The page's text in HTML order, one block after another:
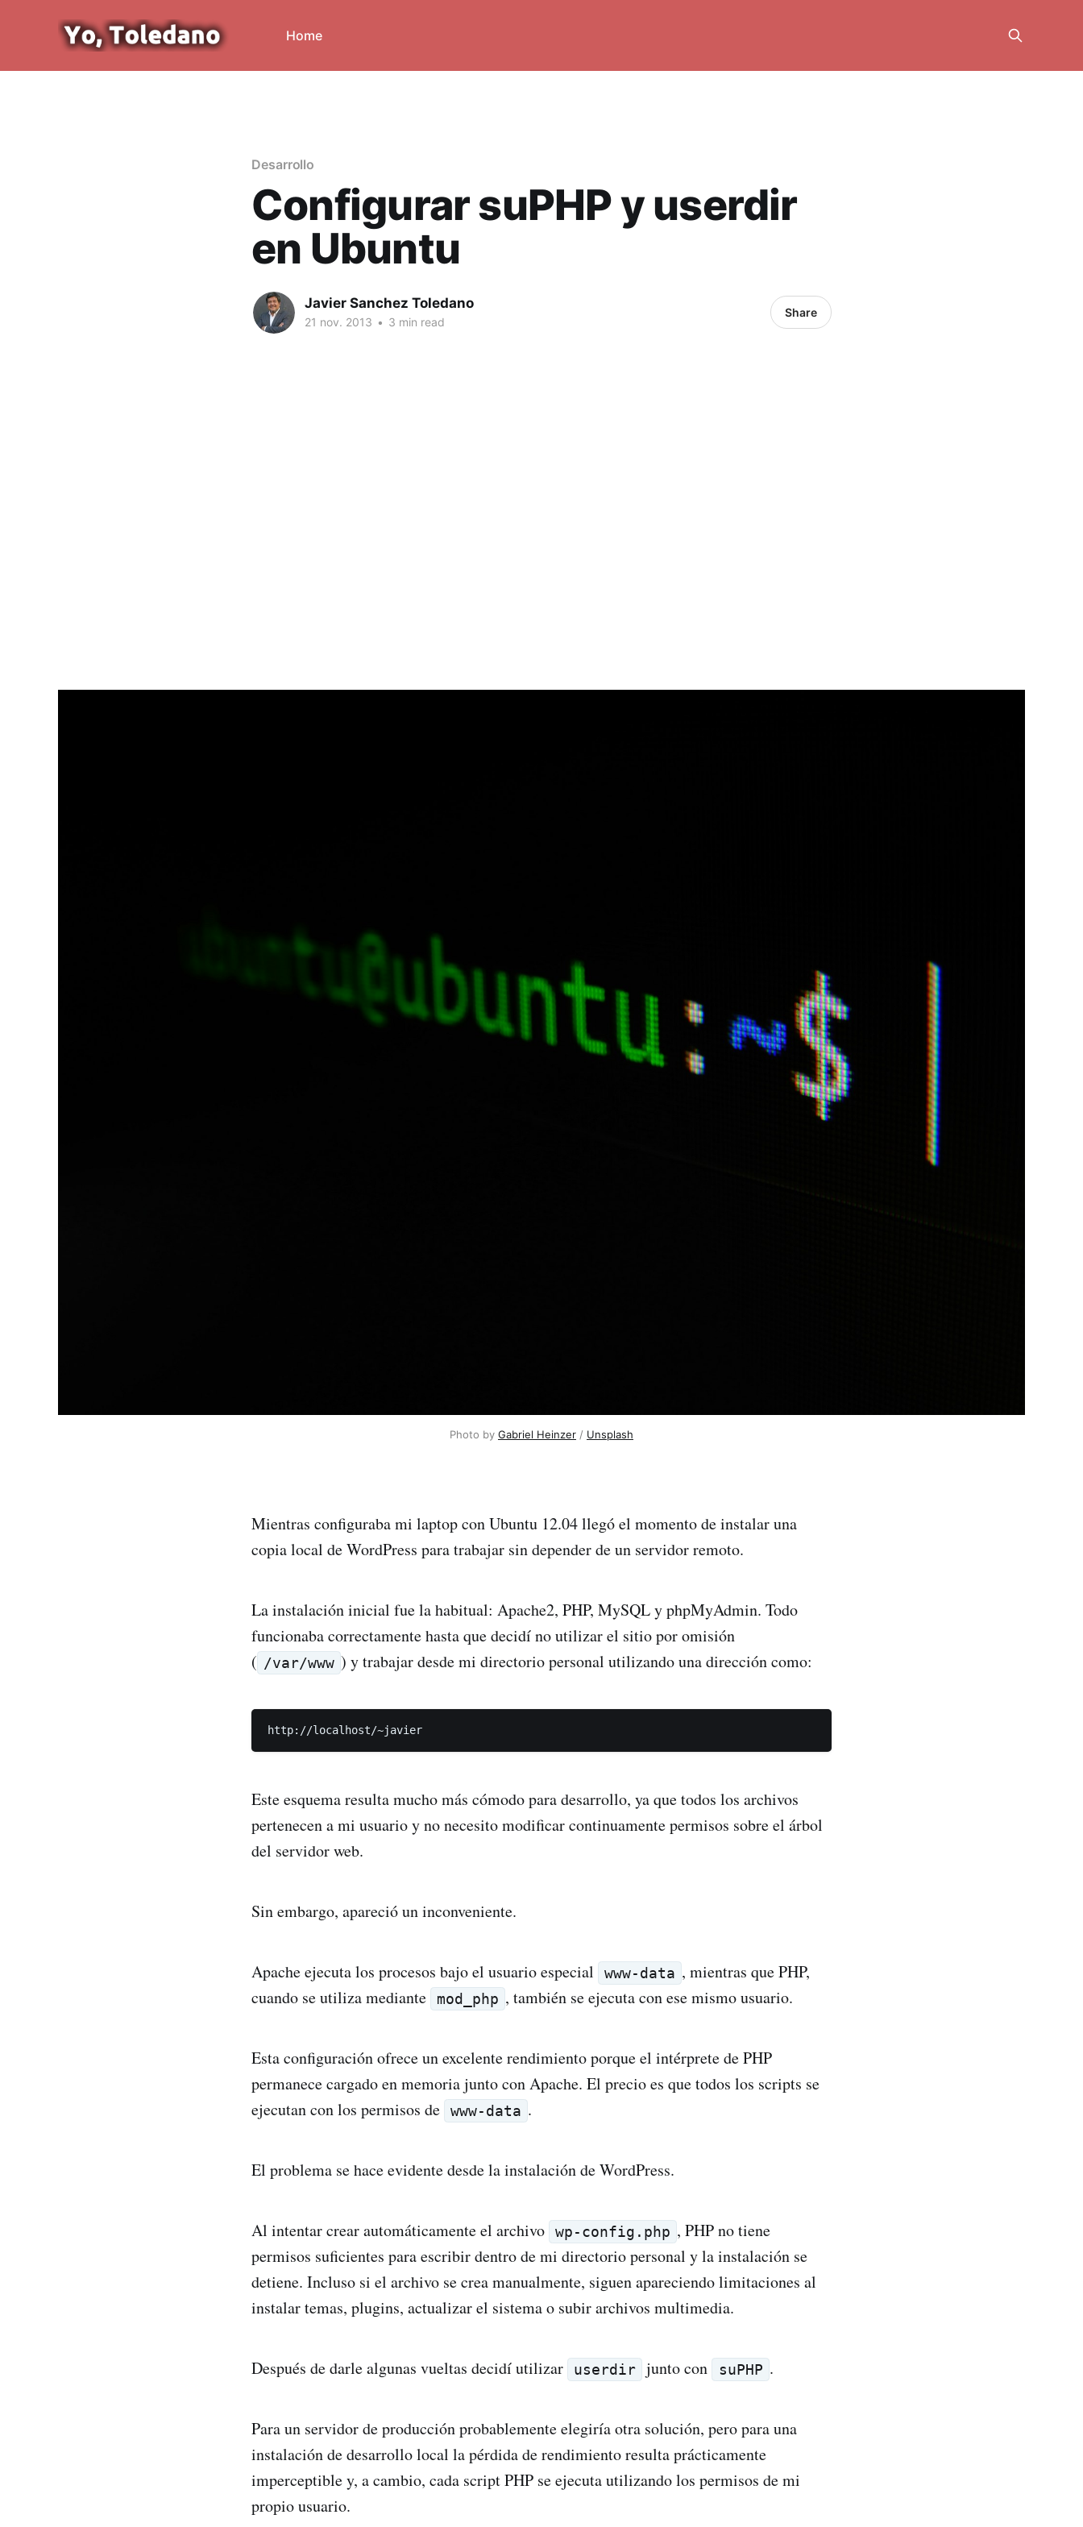
Home
Desarrollo
Configurar suPHP y userdir
en Ubuntu
Javier Sanchez Toledano
21 nov. 2013 • 3 min read
Share
Photo by Gabriel Heinzer / Unsplash
Mientras configuraba mi laptop con Ubuntu 12.04 llegó el momento de instalar una
copia local de WordPress para trabajar sin depender de un servidor remoto.
La instalación inicial fue la habitual: Apache2, PHP, MySQL y phpMyAdmin. Todo
funcionaba correctamente hasta que decidí no utilizar el sitio por omisión
( /var/www ) y trabajar desde mi directorio personal utilizando una dirección como:
Este esquema resulta mucho más cómodo para desarrollo, ya que todos los archivos
pertenecen a mi usuario y no necesito modificar continuamente permisos sobre el árbol
del servidor web.
Sin embargo, apareció un inconveniente.
Apache ejecuta los procesos bajo el usuario especial www-data , mientras que PHP,
cuando se utiliza mediante
mod_php , también se ejecuta con ese mismo usuario.
Esta configuración ofrece un excelente rendimiento porque el intérprete de PHP
permanece cargado en memoria junto con Apache. El precio es que todos los scripts se
ejecutan con los permisos de
www-data .
El problema se hace evidente desde la instalación de WordPress.
Al intentar crear automáticamente el archivo wp-config.php , PHP no tiene
permisos suficientes para escribir dentro de mi directorio personal y la instalación se
detiene. Incluso si el archivo se crea manualmente, siguen apareciendo limitaciones al
instalar temas, plugins, actualizar el sistema o subir archivos multimedia.
Después de darle algunas vueltas decidí utilizar userdir junto con suPHP .
Para un servidor de producción probablemente elegiría otra solución, pero para una
instalación de desarrollo local la pérdida de rendimiento resulta prácticamente
imperceptible y, a cambio, cada script PHP se ejecuta utilizando los permisos de mi
propio usuario.